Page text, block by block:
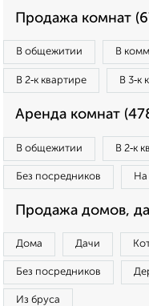
Продажа комнат
В общежитии В
В 2‑к квартире В 3‑к
Аренда комнат
В общежитии В 2‑к
Без посредников На
Продажа домов,
Дома Дачи
Без посредников
Из бруса